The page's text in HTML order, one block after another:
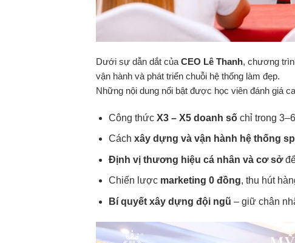
Dưới sự dẫn dắt của CEO Lê Thanh, chương
vận hành và phát triển chuỗi hệ thống làm đẹp.
Những nội dung nổi bật được học viên đánh giá
Công thức X3 – X5 doanh sốchỉ trong
Cách xây dựng và vận hành hệ thống
Định vị thương hiệu cá nhân và cơ sở
Chiến lược marketing 0 đồng, thu hút
Bí quyết xây dựng đội ngũ – giữ chân